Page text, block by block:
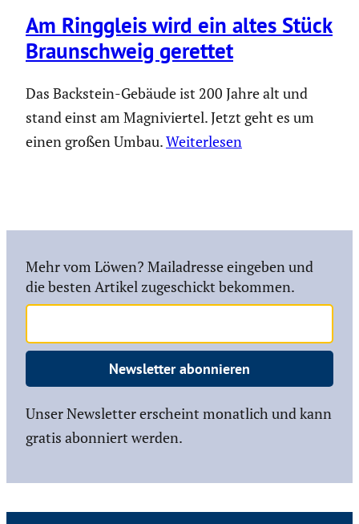
Am Ringgleis wird ein altes Stück
Braun­schweig gerettet
Das Backstein-Gebäude ist 200 Jahre alt und
stand einst am Magniviertel. Jetzt geht es um
einen großen Umbau.Weiterlesen
Mehr vom Löwen? Mailadresse eingeben und
die besten Artikel zugeschickt bekommen.
Newsletter abonnieren
Unser Newsletter erscheint monatlich und kann
gratis abonniert werden.